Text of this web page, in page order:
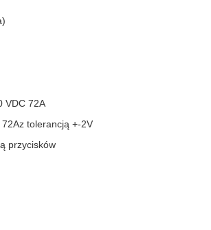
VDC 72A
tolerancją +-2V
przycisków